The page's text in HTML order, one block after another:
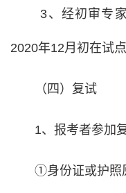
3、经初审专
2020年12月初在试
（四）复试
1、报考者参加
①身份证或护照